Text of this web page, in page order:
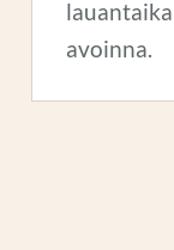
avoinna.